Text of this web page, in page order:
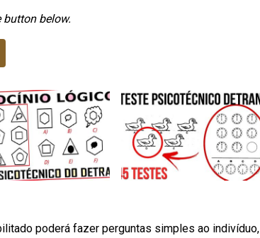
below.
poderá fazer perguntas simples ao indivíduo,